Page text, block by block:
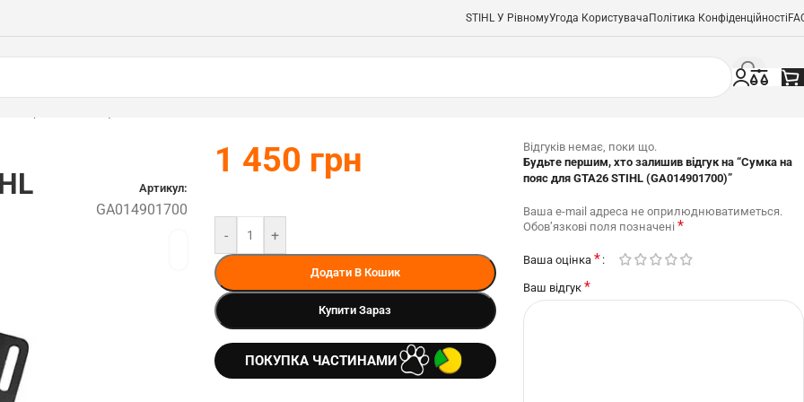
STIHL У РівномуУгода Користувача Політика Конфіденційності
Артикул:
GA014901700
1 450 грн
- +
Додати В Кошик
Купити Зараз
ПОКУПКА ЧАСТИНАМИ
Відгуків немає, поки що.
Будьте першим, хто залишив відгук на “Сумка на
пояс для GTA26 STIHL (GA014901700)”
Ваша e-mail адреса не оприлюднюватиметься.
Обов’язкові поля позначені *
Ваша оцінка *
Ваш відгук *